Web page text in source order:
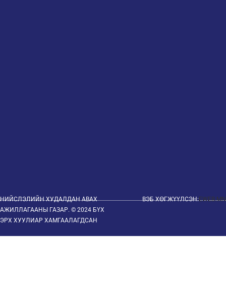
НИЙСЛЭЛИЙН ХУДАЛДАН АВАХ
АЖИЛЛАГААНЫ ГАЗАР. © 2024 БҮХ
ЭРХ ХУУЛИАР ХАМГААЛАГДСАН
ВЭБ ХӨГЖҮҮЛСЭН:EWEB.MN